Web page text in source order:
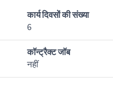
activities.
client feedback.
12thand6 month to 1 year.
approach, and the ability
कार्य दिवसों की संख्या
6
कॉन्ट्रैक्ट जॉब
नहीं